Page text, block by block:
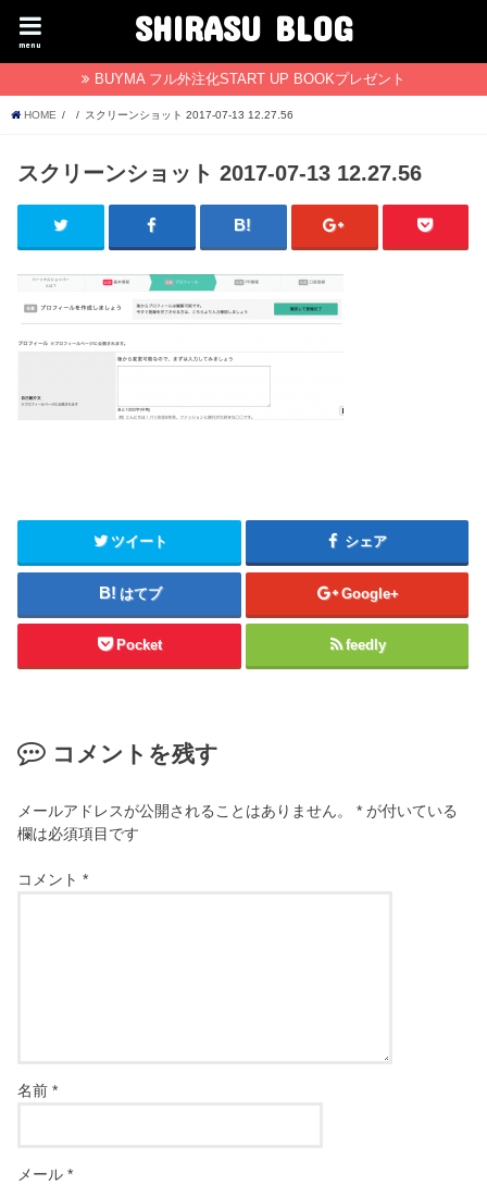
SHIRASU BLOG
menu
BUYMA フル外注化START UP BOOKプレゼント
HOME スクリーンショット 2017-07-13 12.27.56
スクリーンショット 2017-07-13 12.27.56
ツイート シェア
はてブ Google+
Pocket feedly
コメントを残す
メールアドレスが公開されることはありません。 * が付いている
欄は必須項目です
コメント*
名前*
メール*